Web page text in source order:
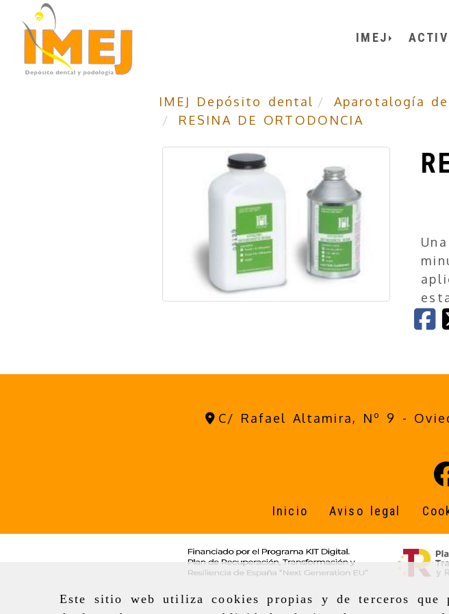
Este sitio web utiliza cookies propias y de terceros que
IMEJ
IMEJ Depósito dental Aparotalogía
RESINA DE ORTODONCIA
C/ Rafael Altamira, Nº 9 -
Inicio Aviso legal